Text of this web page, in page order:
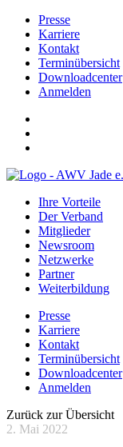
Presse
Karriere
Kontakt
Terminübersicht
Downloadcenter
Anmelden
Ihre Vorteile
Der Verband
Mitglieder
Newsroom
Netzwerke
Partner
Weiterbildung
Presse
Karriere
Kontakt
Terminübersicht
Downloadcenter
Anmelden
Zurück zur Übersicht
2. Mai 2022